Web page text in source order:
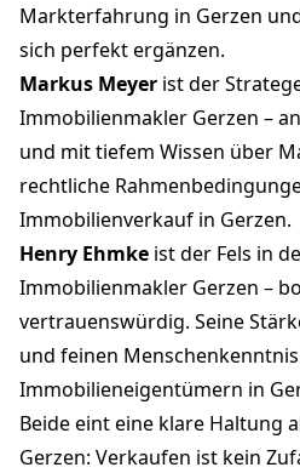
Markterfahrung in Gerzen
sich perfekt ergänzen.
Markus Meyer ist der
Immobilienmakler Gerzen –
und mit tiefem Wissen über
rechtliche
Immobilienverkauf in Gerzen.
Henry Ehmke ist der Fels in
Immobilienmakler Gerzen –
vertrauenswürdig. Seine
und feinen
Immobilieneigentümern in
Beide eint eine klare Haltung
Gerzen: Verkaufen ist kein